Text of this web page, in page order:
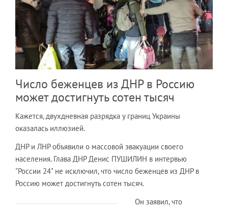
Число беженцев из ДНР в Россию
может достигнуть сотен тысяч
Кажется, двухдневная разрядка у границ Украины
оказалась иллюзией.
ДНР и ЛНР объявили о массовой эвакуации своего
населения. Глава ДНР Денис ПУШИЛИН в интервью
"России 24" не исключил, что число беженцев из ДНР в
Россию может достигнуть сотен тысяч.
Он заявил, что